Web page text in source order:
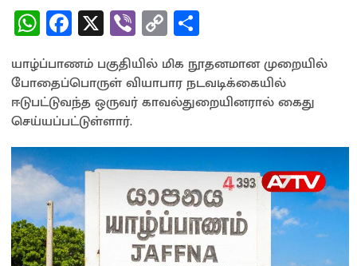
W
h
at
sA
p
p
Fa
ce
b
o
o
k
X Vi
b
er
C
o
py
Li
k
ar
e
யாழ்ப்பாணம் பகுதியில் மிக நூதனமான முறையில்
போதைப்பொருள் வியாபார நடவடிக்கையில்
ஈடுபட்டுவந்த ஒருவர் காவல்துறையினரால் கைது
செய்யப்பட்டுள்ளார்.